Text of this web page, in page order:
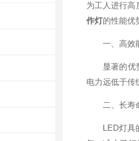
为工人进行高
作灯的性能优
一、高效
显著的优势
电力远低于传
二、长寿
LED灯具的